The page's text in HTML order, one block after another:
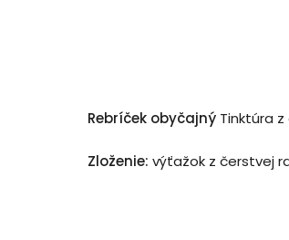
Rebríček obyčajný Tinktúra
Zloženie: výťažok z čerstvej